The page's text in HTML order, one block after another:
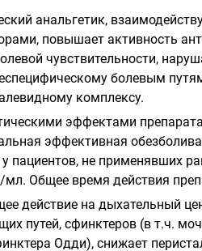
анальгетик,
повышает активность
чувствительности,
болевым
комплексу.
эффектами
эффективная
пациентов, не применявших
мл. Общее время действия
действие на дыхательный
путей, сфинктеров (в т.ч.
Одди), снижает